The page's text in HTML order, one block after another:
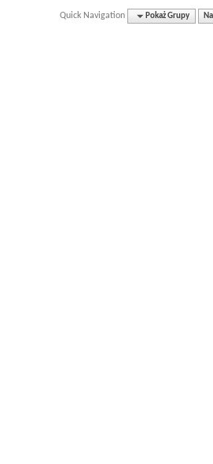
Quick Navigation Pokaż Grupy